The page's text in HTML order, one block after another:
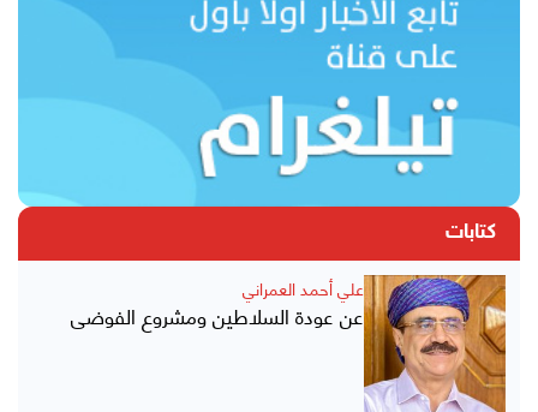
كتابات
علي أحمد العمراني
عن عودة السلاطين ومشروع الفوضى